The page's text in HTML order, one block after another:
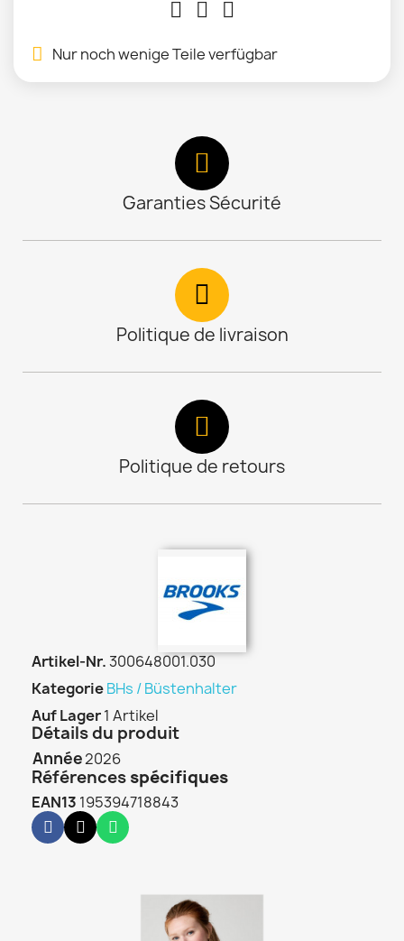
Nur noch wenige Teile verfügbar
Garanties Sécurité
Politique de livraison
Politique de retours
Artikel-Nr.300648001.030
KategorieBHs / Büstenhalter
Auf Lager1 Artikel
Détails du produit
Année2026
Références spécifiques
EAN13 195394718843